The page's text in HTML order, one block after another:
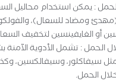
: يمكن استخدام محاليل
ومضاد للسعال)،
أو الغايفينسين لتخفيف
الحمل : تشمل الأدوية
سيفاكلور، وسيفالكسين،
الحمل.